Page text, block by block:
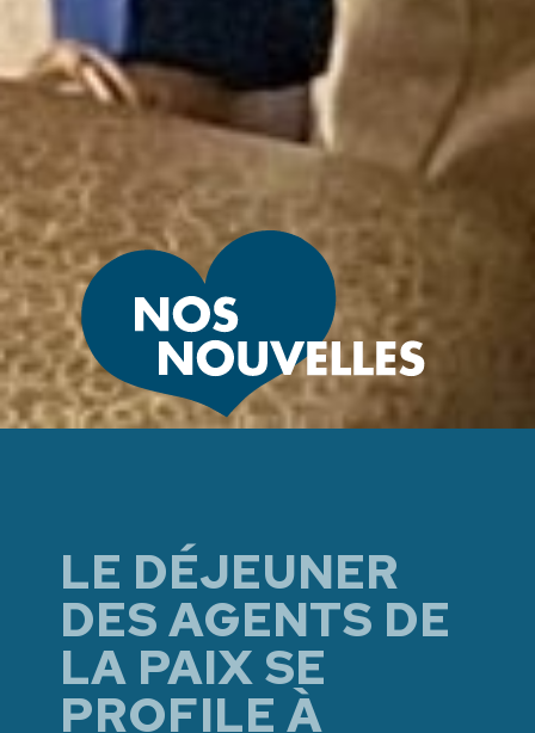
LE DÉJEUNER
DES AGENTS DE
LA PAIX SE
PROFILE À